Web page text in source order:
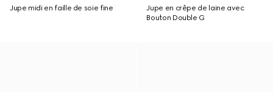
Jupe midi en faille de soie fine
Jupe en crêpe de laine avec
Bouton Double G